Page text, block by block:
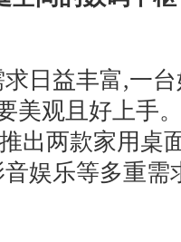
日益丰富,一
美观且好上手
出两款家用桌
娱乐等多重需